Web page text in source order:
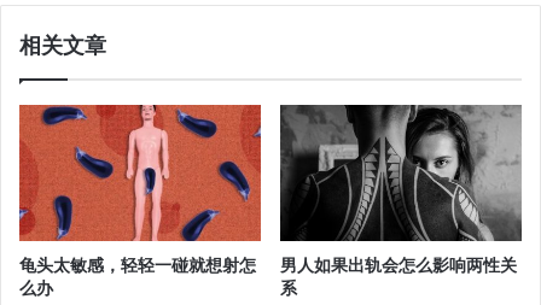
相关文章
龟头太敏感，轻轻一碰就想射怎
么办
男人如果出轨会怎么影响两性关
系